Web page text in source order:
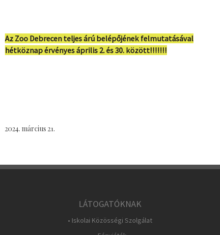
Az Zoo Debrecen teljes árú belépőjének felmutatásával
hétköznap érvényes április 2. és 30. között!!!!!!!
2024. március 21.
LÁTOGATÓKNAK
• Iskolai Közösségi Szolgálat